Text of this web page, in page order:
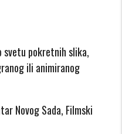
svetu pokretnih slika,
ili animiranog
Novog Sada, Filmski